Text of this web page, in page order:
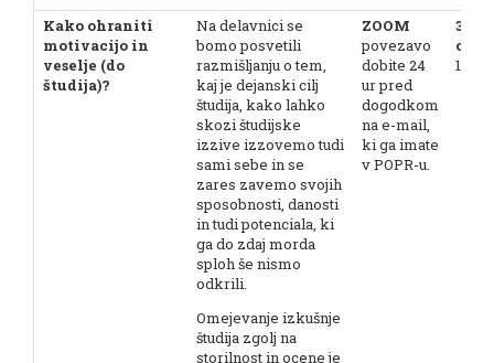
Kako ohraniti
motivacijo in
veselje (do
študija)?
Na delavnici se
bomo posvetili
razmišljanju o tem,
kaj je dejanski cilj
študija, kako lahko
skozi študijske
izzive izzovemo tudi
sami sebe in se
zares zavemo svojih
sposobnosti, danosti
in tudi potenciala, ki
ga do zdaj morda
sploh še nismo
odkrili.
Omejevanje izkušnje
študija zgolj na
storilnost in ocene je
ZOOM
povezavo
dobite 24
ur pred
dogodkom
na e-mail,
ki ga imate
v POPR-u.
3. 7.
ob
14.15